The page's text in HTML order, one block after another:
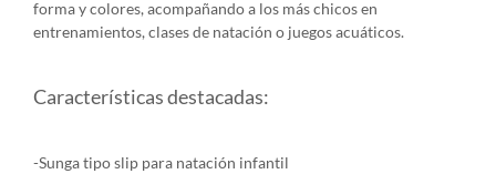
forma y colores, acompañando a los más chicos en
entrenamientos, clases de natación o juegos acuáticos.
Características destacadas:
-Sunga tipo slip para natación infantil